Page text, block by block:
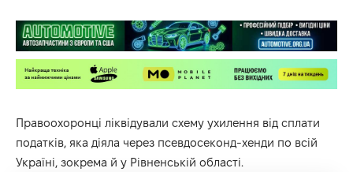
Правоохоронці ліквідували схему ухилення від сплати
податків, яка діяла через псевдосеконд-хенди по всій
Україні, зокрема й у Рівненській області.